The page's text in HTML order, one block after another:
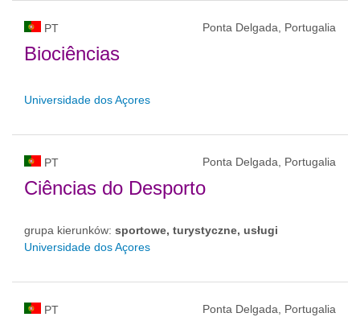
PT Ponta Delgada, Portugalia
Biociências
Universidade dos Açores
PT Ponta Delgada, Portugalia
Ciências do Desporto
grupa kierunków: sportowe, turystyczne, usługi
Universidade dos Açores
PT Ponta Delgada, Portugalia